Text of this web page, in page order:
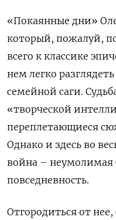
«Покаянные дни»
который, пожалуй,
всего к классике
нем легко
семейной саги.
«творческой
переплетающиеся
Однако и здесь во
война – неумолимая
повседневность.
Отгородиться от